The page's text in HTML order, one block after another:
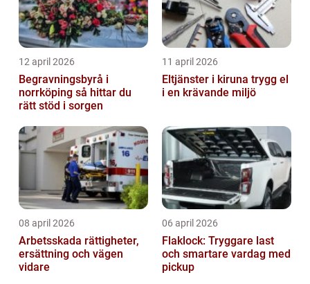
12 april 2026
Begravningsbyrå i
norrköping så hittar du
rätt stöd i sorgen
11 april 2026
Eltjänster i kiruna trygg el
i en krävande miljö
08 april 2026
Arbetsskada rättigheter,
ersättning och vägen
vidare
06 april 2026
Flaklock: Tryggare last
och smartare vardag med
pickup